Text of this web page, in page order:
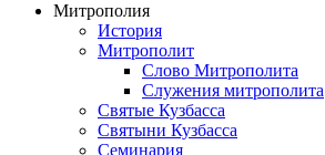
Митрополия
История
Митрополит
Слово Митрополита
Служения митрополита
Святые Кузбасса
Святыни Кузбасса
Семинария